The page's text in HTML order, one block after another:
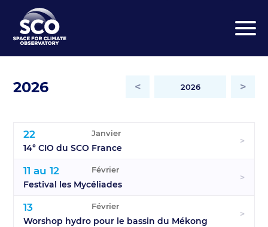
contenu
principal
2026 < 2026 >
22 Janvier
14° CIO du SCO France
>
11 au 12 Février
Festival les Mycéliades
>
13 Février
Worshop hydro pour le bassin du Mékong
>